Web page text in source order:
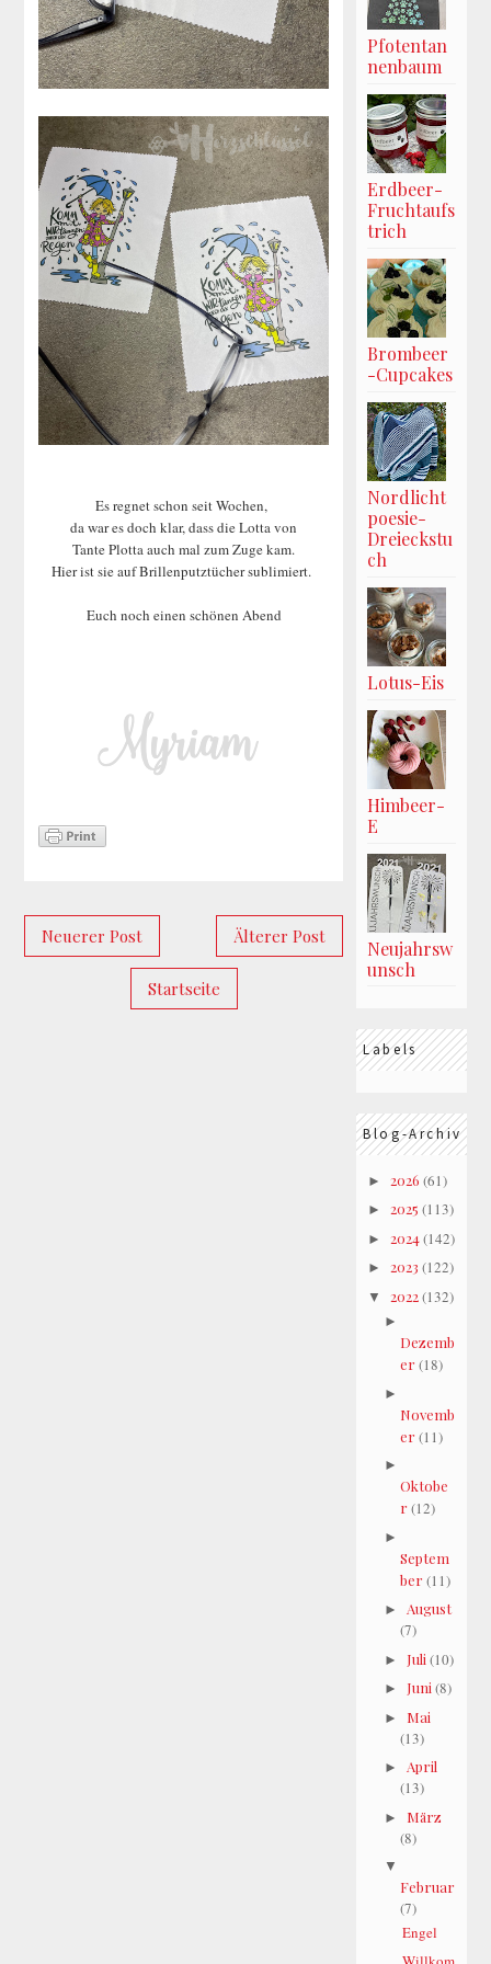
Es regnet schon seit Wochen,
da war es doch klar, dass die Lotta von
Tante Plotta auch mal zum Zuge kam.
Hier ist sie auf Brillenputztücher sublimiert.
Euch noch einen schönen Abend
Neuerer Post Älterer Post
Startseite
Pfotentan
nenbaum
Erdbeer-
Fruchtaufs
trich
Brombeer
-Cupcakes
Nordlicht
poesie-
Dreieckstu
ch
Lotus-Eis
Himbeer-
E
Neujahrsw
unsch
Labels
Blog-Archiv
► 2026 (61)
► 2025 (113)
► 2024(142)
► 2023 (122)
▼ 2022(132)
►
Dezemb
er(18)
►
Novemb
er(11)
►
Oktobe
r(12)
►
Septem
ber(11)
►August
(7)
► Juli (10)
► Juni (8)
► Mai
(13)
►April
(13)
► März
(8)
▼
Februar
(7)
Engel